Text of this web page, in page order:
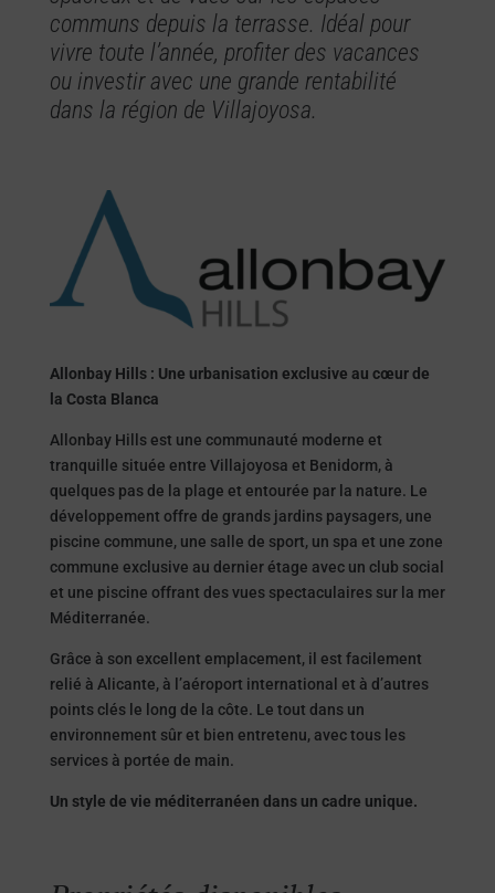
communs depuis la terrasse. Idéal pour
vivre toute l’année, profiter des vacances
ou investir avec une grande rentabilité
dans la région de Villajoyosa.
Allonbay Hills : Une urbanisation exclusive au cœur de
la Costa Blanca
Allonbay Hills est une communauté moderne et
tranquille située entre Villajoyosa et Benidorm, à
quelques pas de la plage et entourée par la nature. Le
développement offre de grands jardins paysagers, une
piscine commune, une salle de sport, un spa et une zone
commune exclusive au dernier étage avec un club social
et une piscine offrant des vues spectaculaires sur la mer
Méditerranée.
Grâce à son excellent emplacement, il est facilement
relié à Alicante, à l’aéroport international et à d’autres
points clés le long de la côte. Le tout dans un
environnement sûr et bien entretenu, avec tous les
services à portée de main.
Un style de vie méditerranéen dans un cadre unique.